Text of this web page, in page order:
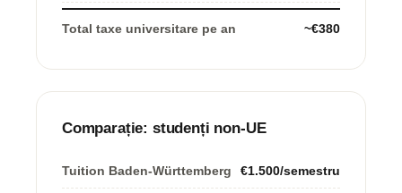
Total taxe universitare pe an ~€380
Comparație: studenți non-UE
Tuition Baden-Württemberg €1.500/semestru